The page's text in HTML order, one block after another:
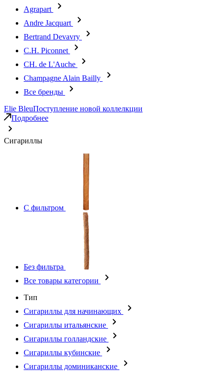
Agrapart
Andre Jacquart
Bertrand Devavry
C.H. Piconnet
CH. de L'Auche
Champagne Alain Bailly
Все бренды
Elie BleuПоступление новой коллелкции
Подробнее
Сигариллы
С фильтром
Без фильтра
Все товары категории
Тип
Сигариллы для начинающих
Сигариллы итальянские
Сигариллы голландские
Сигариллы кубинские
Сигариллы доминиканские